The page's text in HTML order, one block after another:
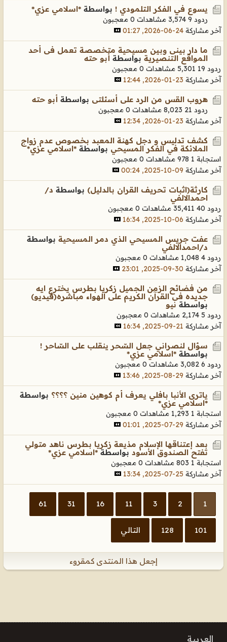
يسوع في الفكر التلمودي ! بواسطة *اسلامي عزي*
ردود 9 3,574 مشاهدات
0 معجبون
آخر مشاركة 24-06-2026, 01:27
ما دار بينى وبين مسيحية متخصصة تعمل فى أحد
المواقع التنصيرية بواسطة أبو حته
ردود 19 5,301 مشاهدات
0 معجبون
آخر مشاركة 23-01-2026, 12:44
هروب القس من الرد على أسئلتى بواسطة أبو حته
ردود 21 8,023 مشاهدات
0 معجبون
آخر مشاركة 23-01-2026, 12:34
كشف تدليس و دجل كهنة المعبد بخصوص عدم زواج
الملائكة في الفكر المسيحي بواسطة *اسلامي عزي*
استجابة 1 978 مشاهدات
0 معجبون
آخر مشاركة 09-10-2025, 00:24
كارثة(اثبات تحريف القران بالدليل) بواسطة د/
احمدالالفي
ردود 40 35,411 مشاهدات
0 معجبون
آخر مشاركة 06-10-2025, 16:34
عفت جريس المسيحي الذي دمر المسيحية بواسطة
د/احمدالالفي
ردود 4 1,048 مشاهدات
0 معجبون
آخر مشاركة 30-09-2025, 23:01
من فضائح الزمن الجميل زكريا بطرس يخترع ايه
جديده فى القرآن الكريم على الهواء مباشره(فيديو)
بواسطة نيو
ردود 5 2,174 مشاهدات
0 معجبون
آخر مشاركة 21-09-2025, 16:34
سؤال لنصراني جعل السّحر ينقلب على السّاحر !
بواسطة *اسلامي عزي*
ردود 6 3,082 مشاهدات
0 معجبون
آخر مشاركة 29-08-2025, 13:46
ياترى الأنبا بافلي يعرف أم كوهين منين ؟؟؟؟ بواسطة
*اسلامي عزي*
استجابة 1 1,293 مشاهدات
0 معجبون
آخر مشاركة 29-07-2025, 01:01
بعد إعتناقها الإسلام مذيعة زكريا بطرس ناهد متولي
تفتح الصندوق الأسود بواسطة*اسلامي عزي*
استجابة 1 803 مشاهدات
0 معجبون
آخر مشاركة 25-07-2025, 13:34
1
2
3
11
16
31
61
101
128 التالي
إجعل هذا المنتدى كمقروء
العربية